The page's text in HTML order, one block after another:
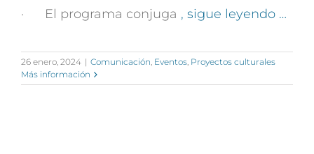
· El programa conjuga , sigue leyendo …
26 enero, 2024 | Comunicación, Eventos, Proyectos culturales
Más información